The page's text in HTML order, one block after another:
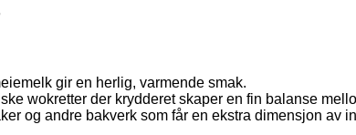
gir en herlig, varmende smak.
wokretter der krydderet skaper en fin balanse
og andre bakverk som får en ekstra dimensjon av